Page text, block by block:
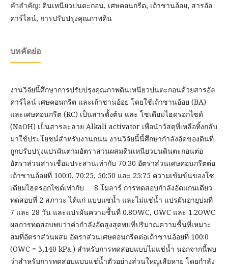
คำสำคัญ: ดินเหนียวปนตะกอน, เศษคอนกรีต, เถ้าชานอ้อย, สารอัล
คาร์ไลน์, การปรับปรุงคุณภาพดิน
บทคัดย่อ
งานวิจัยนี้ศึกษาการปรับปรุงคุณภาพดินเหนียวปนตะกอนด้วยสารอัล
คาร์ไลน์ เศษคอนกรีต และเถ้าชานอ้อย โดยใช้เถ้าชานอ้อย (BA)
และเศษคอนกรีต (RC) เป็นสารตั้งต้น และ โซเดียมไฮดรอกไซด์
(NaOH) เป็นสารละลาย Alkali activator เพื่อนำวัสดุที่เหลือทิ้งกลับ
มาใช้ประโยชน์สำหรับงานถนน งานวิจัยนี้นี้ศึกษากำลังอัดของดินที่
ถูกปรับปรุงแปรผันตามอัตราส่วนผสมดินเหนียวปนดินตะกอนต่อ
อัตราส่วนสารเชื่อมประสานเท่ากับ 70:30 อัตราส่วนเศษคอนกรีตต่อ
เถ้าชานอ้อยที่ 100:0, 70:25, 50:50 และ 25:75 ความเข้มข้นของโซ
เดียมไฮดรอกไซด์เท่ากับ 8 โมลาร์ การทดสอบกำลังอัดแกนเดียว
ทดสอบที่ 2 สภาวะ ได้แก่ แบบแช่น้ำ และไม่แช่น้ำ แปรผันอายุบ่มที่
7 และ 28 วัน และแปรผันความชื้นที่ 0.8OWC, OWC และ 1.2OWC
ผลการทดสอบพบว่าค่ากำลังอัดสูงสุดพบที่ปริมาณความชื้นที่เหมาะ
สมที่อัตราส่วนผสม อัตราส่วนเศษคอนกรีตต่อเถ้าชานอ้อยที่ 100:0
(OWC = 3,140 kPa.) สำหรับการทดสอบแบบไม่แช่น้ำ นอกจากนี้พบ
ว่าสำหรับการทดสอบแบบแช่น้ำตัวอย่างส่วนใหญ่เสียหาย โดยกำลัง